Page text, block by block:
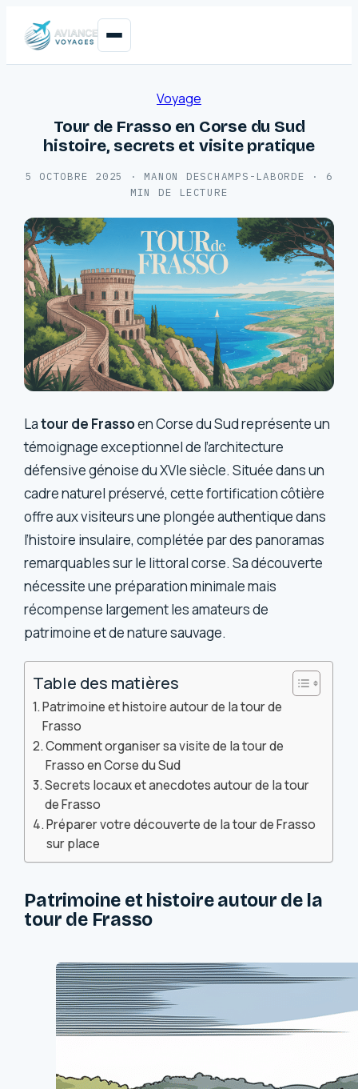
Voyage
Tour de Frasso en Corse du Sud
histoire, secrets et visite pratique
5 OCTOBRE 2025 · MANON DESCHAMPS-LABORDE ·
6
MIN DE LECTURE
Latour de Frassoen Corse du Sud représente un
témoignage exceptionnel de l’architecture
défensive génoise du XVIe siècle. Située dans un
cadre naturel préservé, cette fortification côtière
offre aux visiteurs une plongée authentique dans
l’histoire insulaire, complétée par des panoramas
remarquables sur le littoral corse. Sa découverte
nécessite une préparation minimale mais
récompense largement les amateurs de
patrimoine et de nature sauvage.
Table des matières
Patrimoine et histoire autour de la tour de
Frasso
Comment organiser sa visite de la tour de
Frasso en Corse du Sud
Secrets locaux et anecdotes autour de la tour
de Frasso
Préparer votre découverte de la tour de Frasso
sur place
Patrimoine et histoire autour de la
tour de Frasso